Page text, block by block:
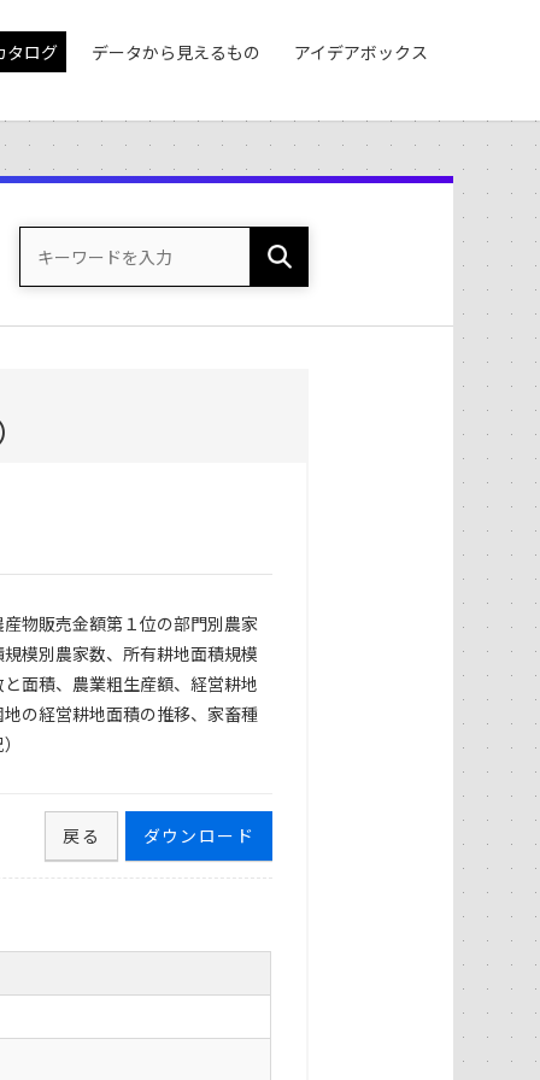
タログ データから見えるもの アイデアボックス
物販売金額第１位の部門別農家
模別農家数、所有耕地面積規模
面積、農業粗生産額、経営耕地
の経営耕地面積の推移、家畜種
ダウンロード
戻る